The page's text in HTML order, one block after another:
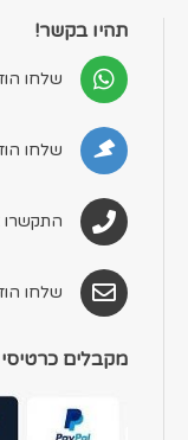
תהיו בקשר!
שלחו
שלחו
התקשרו
שלחו
מקבלים